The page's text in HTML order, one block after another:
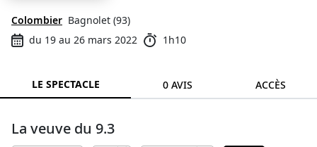
Colombier Bagnolet (93)
du 19 au 26 mars 2022
1h10
LE SPECTACLE 0 AVIS ACCÈS
La veuve du 9.3